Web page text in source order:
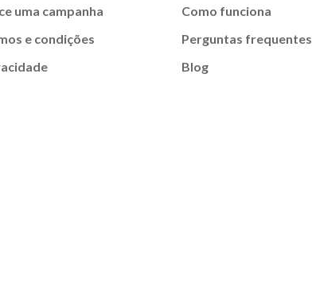
uma campanha
e condições
Como funciona
Perguntas frequentes
Blog